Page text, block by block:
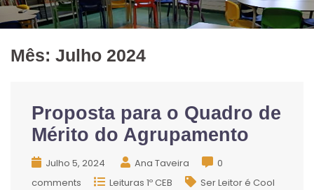
Mês: Julho 2024
Proposta para o Quadro de
Mérito do Agrupamento
Julho 5, 2024 Ana Taveira
0
comments
Leituras 1º CEB Ser Leitor é Cool